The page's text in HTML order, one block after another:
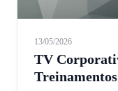
13/05/2026
TV